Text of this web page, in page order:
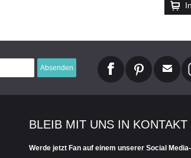
Absenden
BLEIB MIT UNS IN KONTAKT
Werde jetzt Fan auf einem unserer Social